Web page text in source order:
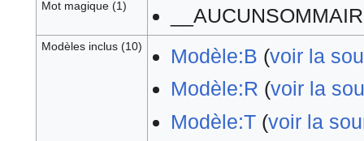
Mot magique (1)
Modèles inclus (10) Modèle:B (voir la
Modèle:R (voir la
Modèle:T(voir la